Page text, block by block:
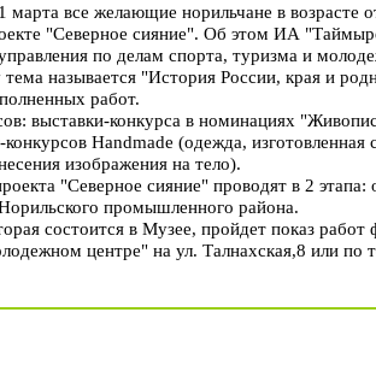
все желающие норильчане в возрасте
"Северное сияние". Об этом ИА
по делам спорта, туризма и
называется "История России, края и
работ.
выставки-конкурса в номинациях
Handmade (одежда, изготовленная
изображения на тело).
"Северное сияние" проводят в 2 этапа:
промышленного района.
состоится в Музее, пройдет показ работ
центре" на ул. Талнахская,8 или по